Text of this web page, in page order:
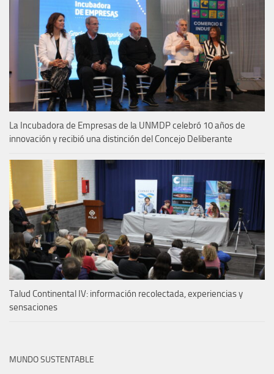
La Incubadora de Empresas de la UNMDP celebró 10 años de
innovación y recibió una distinción del Concejo Deliberante
Talud Continental IV: información recolectada, experiencias y
sensaciones
MUNDO SUSTENTABLE